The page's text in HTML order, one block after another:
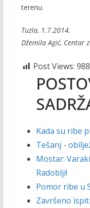
terenu.
Tuzla, 1.7.2014.
Džemila Agić, Centar
Post Views: 988
Kada su ribe
Tešanj -
Mostar:
Radoblji!
Pomor ribe u
Završeno